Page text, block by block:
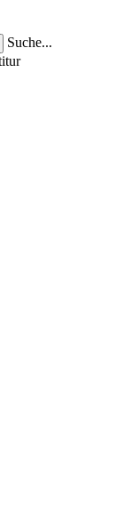
Suche...